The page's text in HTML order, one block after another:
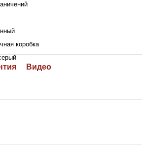
коробка
Видео